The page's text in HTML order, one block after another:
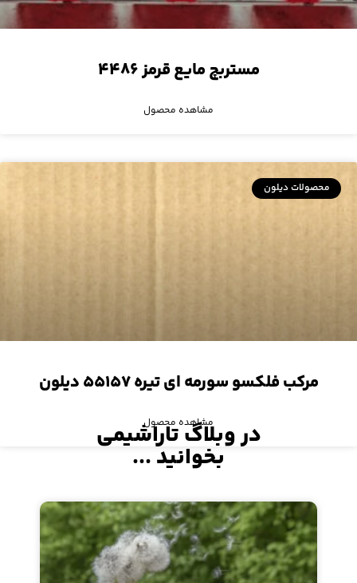
مستربچ مایع قرمز ۴۴۸۶
مشاهده محصول
محصولات دیلون
مرکب فلکسو سورمه ای تیره ۵۵۱۵۷ دیلون
مشاهده محصول
در وبلاگ تاراشیمی
بخوانید ...